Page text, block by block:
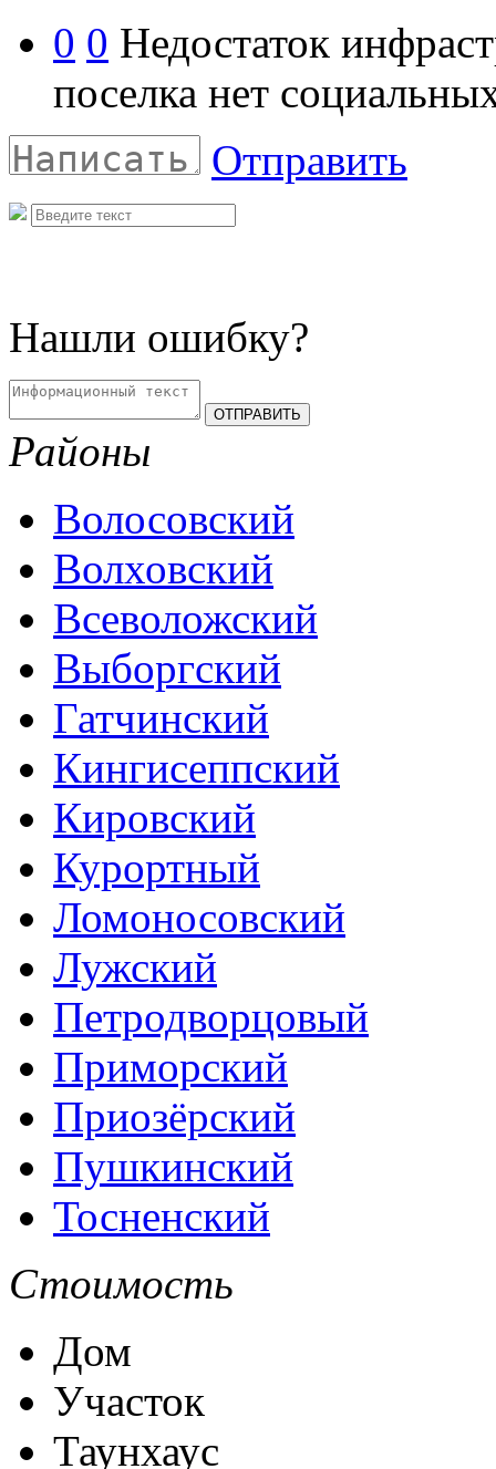
0 0 Недостаток
поселка нет
Отправить
Нашли ошибку?
Районы
Волосовский
Волховский
Всеволожский
Выборгский
Гатчинский
Кингисеппский
Кировский
Курортный
Ломоносовский
Лужский
Петродворцовый
Приморский
Приозёрский
Пушкинский
Тосненский
Стоимость
Дом
Участок
Таунхаус